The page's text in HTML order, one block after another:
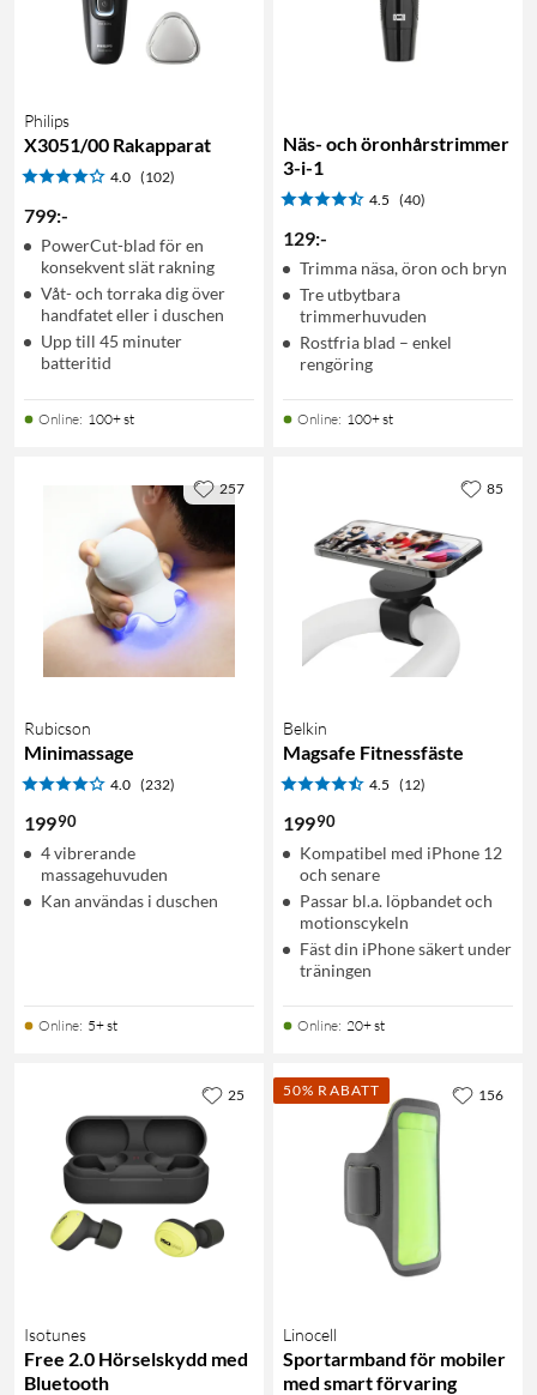
Philips
X3051/00 Rakapparat
4.0 (102)
799:-
PowerCut-blad för en
konsekvent slät rakning
Våt- och torraka dig över
handfatet eller i duschen
Upp till 45 minuter
batteritid
Online: 100+ st
Näs- och öronhårstrimmer
3-i-1
4.5 (40)
129:-
Trimma näsa, öron och bryn
Tre utbytbara
trimmerhuvuden
Rostfria blad – enkel
rengöring
Online: 100+ st
Rubicson
Minimassage
4.0 (232)
19990
4 vibrerande
massagehuvuden
Kan användas i duschen
Online: 5+ st
257
Belkin
Magsafe Fitnessfäste
4.5 (12)
19990
Kompatibel med iPhone 12
och senare
Passar bl.a. löpbandet och
motionscykeln
Fäst din iPhone säkert under
träningen
Online: 20+ st
85
Isotunes
Free 2.0 Hörselskydd med
Bluetooth
25 50% RABATT
Linocell
Sportarmband för mobiler
med smart förvaring
156